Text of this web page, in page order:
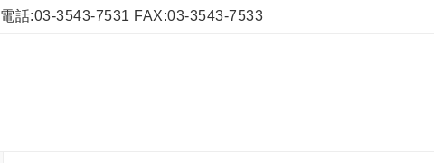
電話:03-3543-7531 FAX:03-3543-7533